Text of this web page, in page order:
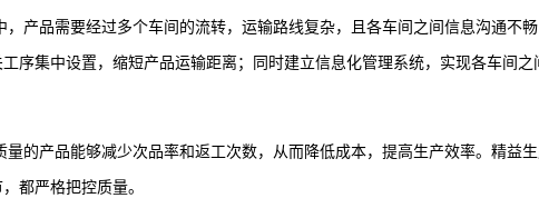
产品需要经过多个车间的流转，运输路线复杂，且各车间之间信息沟通不
序集中设置，缩短产品运输距离；同时建立信息化管理系统，实现各车间之
的产品能够减少次品率和返工次数，从而降低成本，提高生产效率。精益
都严格把控质量。